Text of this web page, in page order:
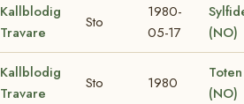
Kallblodig
Travare
Sto
1980-
05-17
(NO)
Kallblodig
Travare
Sto 1980
(NO)